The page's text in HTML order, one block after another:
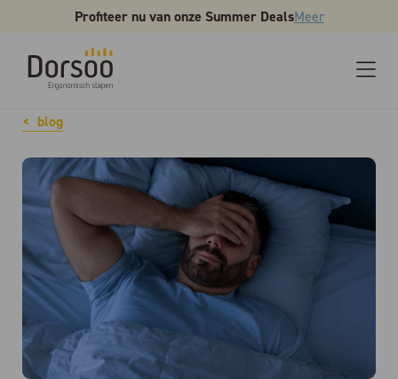
Profiteer nu van onze Summer DealsMeer
blog